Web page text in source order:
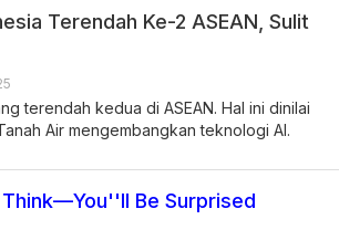
Terendah Ke-2 ASEAN, Sulit
terendah kedua di ASEAN. Hal ini dinilai
Air mengembangkan teknologi AI.
Be Surprised